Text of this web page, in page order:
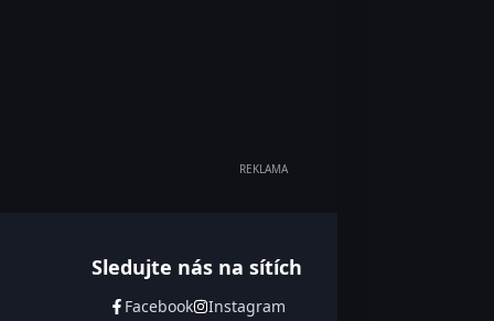
REKLAMA
Sledujte nás na sítích
Facebook Instagram